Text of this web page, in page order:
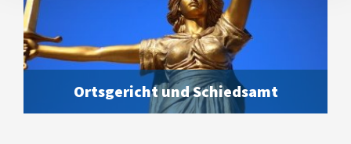
Ortsgericht und Schiedsamt